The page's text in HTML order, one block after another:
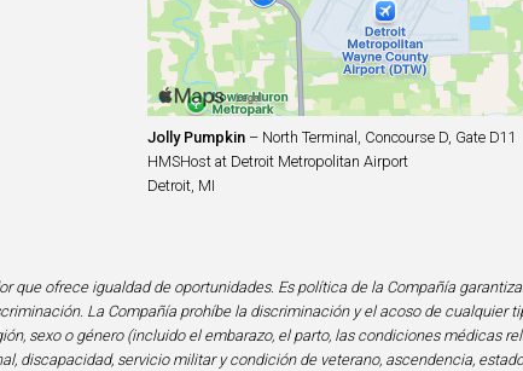
Jolly Pumpkin – North Terminal, Concourse D, Gate D11
HMSHost at Detroit Metropolitan Airport
Detroit, MI
que ofrece igualdad de oportunidades. Es política de la Compañía
La Compañía prohíbe la discriminación y el acoso de cualquier
sexo o género (incluido el embarazo, el parto, las condiciones médicas
discapacidad, servicio militar y condición de veterano, ascendencia,